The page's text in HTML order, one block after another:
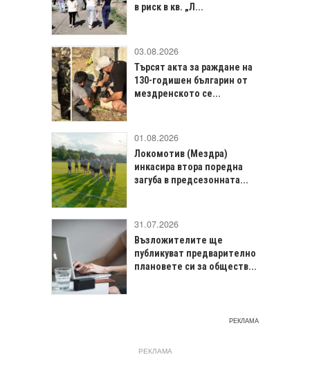
в риск в кв. „Л...
03.08.2026
Търсят акта за раждане на
130-годишен българин от
мездренското се...
01.08.2026
Локомотив (Мездра)
инкасира втора поредна
загуба в предсезонната...
31.07.2026
Възложителите ще
публикуват предварително
плановете си за обществ...
РЕКЛАМА
РЕКЛАМА